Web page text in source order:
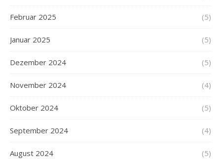
Februar 2025 (5)
Januar 2025 (5)
Dezember 2024 (5)
November 2024 (4)
Oktober 2024 (5)
September 2024 (4)
August 2024 (5)